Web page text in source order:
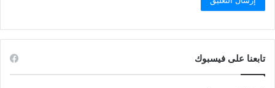
تابعنا على فيسبوك